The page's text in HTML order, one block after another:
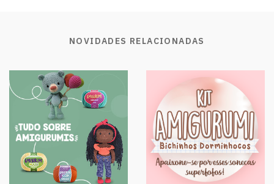
NOVIDADES RELACIONADAS